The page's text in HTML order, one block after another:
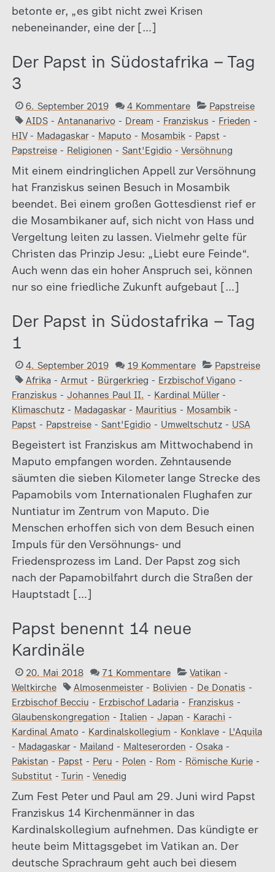
betonte er, „es gibt nicht zwei Krisen
nebeneinander, eine der […]
Der Papst in Südostafrika – Tag
3
6. September 2019 4 Kommentare
Papstreise
AIDS- Antananarivo - Dream - Franziskus - Frieden -
HIV- Madagaskar- Maputo - Mosambik- Papst -
Papstreise- Religionen - Sant'Egidio - Versöhnung
Mit einem eindringlichen Appell zur Versöhnung
hat Franziskus seinen Besuch in Mosambik
beendet. Bei einem großen Gottesdienst rief er
die Mosambikaner auf, sich nicht von Hass und
Vergeltung leiten zu lassen. Vielmehr gelte für
Christen das Prinzip Jesu: „Liebt eure Feinde“.
Auch wenn das ein hoher Anspruch sei, können
nur so eine friedliche Zukunft aufgebaut […]
Der Papst in Südostafrika – Tag
1
4. September 2019 19 Kommentare
Papstreise
Afrika- Armut - Bürgerkrieg - Erzbischof Vigano -
Franziskus - Johannes Paul II. - Kardinal Müller-
Klimaschutz- Madagaskar- Mauritius - Mosambik-
Papst - Papstreise- Sant'Egidio - Umweltschutz- USA
Begeistert ist Franziskus am Mittwochabend in
Maputo empfangen worden. Zehntausende
säumten die sieben Kilometer lange Strecke des
Papamobils vom Internationalen Flughafen zur
Nuntiatur im Zentrum von Maputo. Die
Menschen erhoffen sich von dem Besuch einen
Impuls für den Versöhnungs- und
Friedensprozess im Land. Der Papst zog sich
nach der Papamobilfahrt durch die Straßen der
Hauptstadt […]
Papst benennt 14 neue
Kardinäle
20. Mai 2018 71 Kommentare Vatikan -
Weltkirche
Almosenmeister- Bolivien - De Donatis -
Erzbischof Becciu - Erzbischof Ladaria- Franziskus -
Glaubenskongregation - Italien - Japan - Karachi -
Kardinal Amato - Kardinalskollegium - Konklave- L'Aquila
- Madagaskar- Mailand - Malteserorden - Osaka-
Pakistan - Papst - Peru - Polen - Rom - Römische Kurie-
Substitut - Turin - Venedig
Zum Fest Peter und Paul am 29. Juni wird Papst
Franziskus 14 Kirchenmänner in das
Kardinalskollegium aufnehmen. Das kündigte er
heute beim Mittagsgebet im Vatikan an. Der
deutsche Sprachraum geht auch bei diesem